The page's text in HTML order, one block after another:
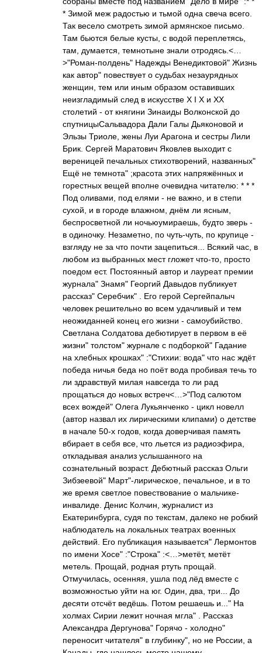
* Зимой меж радостью и тьмой одна свеча всего.
Так весело смотреть зимой армянское письмо.
Там бьются белые кусты, с водой переплетясь,
там, думается, темнотыне знали отродясь.<…
>"Роман-полдень" Надежды Венедиктовой" Жизнь
как автор" повествует о судьбах незаурядных
женщин, тем или иным образом оставивших
неизгладимый след в искусстве Х I Х и ХХ
столетий - от княгини Зинаиды Волконской до
спутницыСальвадора Дали Галы Дьяконовой и
Эльзы Триоле, жены Луи Арагона и сестры Лили
Брик. Сергей Маратович Яковлев выходит с
вереницей печальных стихотворений, названных"
Ещё не темнота" ;красота этих напряжённых и
горестных вещей вполне очевидна читателю: * * *
Под оливами, под елями - не важно, и в степи
сухой, и в городе влажном, днём ли ясным,
беспросветной ли ночьюумираешь, будто зверь -
в одиночку. Незаметно, по чуть-чуть, по крупице -
взгляду не за что почти зацепиться... Всякий час, в
любом из выбранных мест гложет что-то, просто
поедом ест. Постоянный автор и лауреат премии
журнала" Знамя" Георгий Давыдов публикует
рассказ" Серебчик" . Его герой Сергейпалыч
человек решительно во всем удачливый и тем
неожиданней конец его жизни - самоубийство.
Светлана Солдатова дебютирует в первом в её
жизни" толстом" журнале с подборкой" Гадание
на хлебных крошках" :"Стихии: вода" что нас ждёт
победа ничья беда но поёт вода пробивая течь то
ли здравствуй милая навсегда то ли рад
прощаться до новых встреч<…>"Под салютом
всех вождей" Олега Лукьянченко - цикл новелл
(автор назвал их лирическими клипами) о детстве
в начале 50-х годов, когда доверчивая память
вбирает в себя все, что льется из радиоэфира,
откладывая анализ услышанного на
сознательный возраст. Дебютный рассказ Ольги
Зибзеевой" Март"-лирическое, печальное, и в то
же время светлое повествование о мальчике-
инвалиде. Денис Колчин, журналист из
Екатеринбурга, судя по текстам, далеко не робкий
наблюдатель на локальных театрах военных
действий. Его публикация называется" Лермонтов
по имени Хосе" :"Строка" :<…>метёт, метёт
метель. Прощай, родная ртуть прощай.
Отмучилась, осенняя, ушла под лёд вместе с
возможностью уйти на юг. Один, два, три... До
десяти отсчёт ведёшь. Потом решаешь и..." На
холмах Сирии лежит ночная мгла" . Рассказ
Александра Дергунова" Горячо - холодно"
переносит читателя" в глубинку", но не России, а